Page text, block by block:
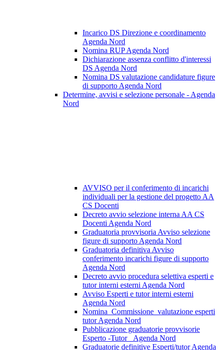
Incarico DS Direzione e coordinamento
Agenda Nord
Nomina RUP Agenda Nord
Dichiarazione assenza conflitto d'interessi
DS Agenda Nord
Nomina DS valutazione candidature figure
di supporto Agenda Nord
Determine, avvisi e selezione personale - Agenda
Nord
AVVISO per il conferimento di incarichi
individuali per la gestione del progetto AA
CS Docenti
Decreto avvio selezione interna AA CS
Docenti Agenda Nord
Graduatoria provvisoria Avviso selezione
figure di supporto Agenda Nord
Graduatoria definitiva Avviso
conferimento incarichi figure di supporto
Agenda Nord
Decreto avvio procedura selettiva esperti e
tutor interni esterni Agenda Nord
Avviso Esperti e tutor interni esterni
Agenda Nord
Nomina_Commissione_valutazione esperti
tutor Agenda Nord
Pubblicazione graduatorie provvisorie
Esperto -Tutor _Agenda Nord
Graduatorie definitive Esperti/tutor Agenda